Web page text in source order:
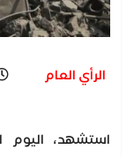
الرأي العام
استشهد، اليوم